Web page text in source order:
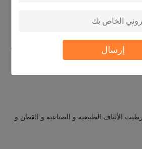
إرسال
المصنوعة من الصوف ذات الشعور باليد
الألياف الطبيعية و الصناعية و القطن و